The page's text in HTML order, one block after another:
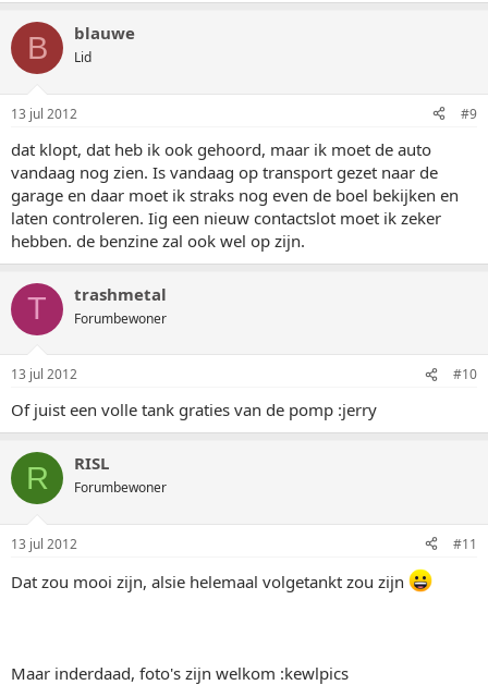
B blauwe
Lid
13 jul 2012 #9
dat klopt, dat heb ik ook gehoord, maar ik moet de auto
vandaag nog zien. Is vandaag op transport gezet naar de
garage en daar moet ik straks nog even de boel bekijken en
laten controleren. Iig een nieuw contactslot moet ik zeker
hebben. de benzine zal ook wel op zijn.
T trashmetal
Forumbewoner
13 jul 2012 #10
Of juist een volle tank graties van de pomp :jerry
R RISL
Forumbewoner
13 jul 2012 #11
Dat zou mooi zijn, alsie helemaal volgetankt zou zijn
Maar inderdaad, foto's zijn welkom :kewlpics